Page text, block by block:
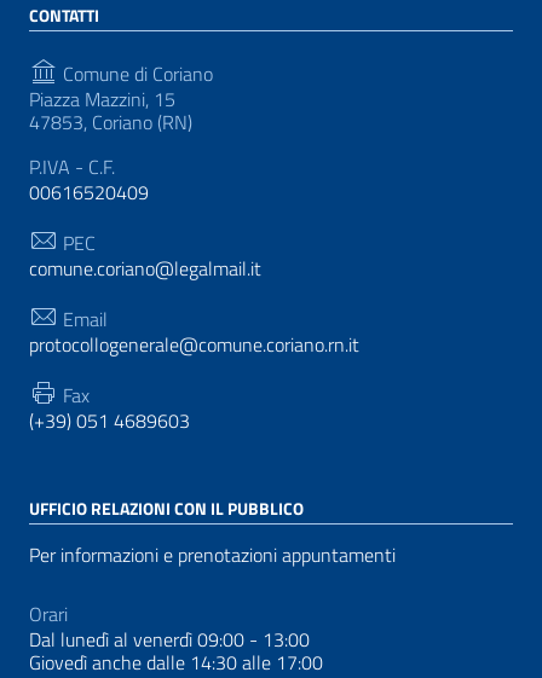
CONTATTI
Comune di Coriano
Piazza Mazzini, 15
47853, Coriano (RN)
P.IVA - C.F.
00616520409
PEC
comune.coriano@legalmail.it
Email
protocollogenerale@comune.coriano.rn.it
Fax
(+39) 051 4689603
UFFICIO RELAZIONI CON IL PUBBLICO
Per informazioni e prenotazioni appuntamenti
Orari
Dal lunedì al venerdì 09:00 - 13:00
Giovedì anche dalle 14:30 alle 17:00